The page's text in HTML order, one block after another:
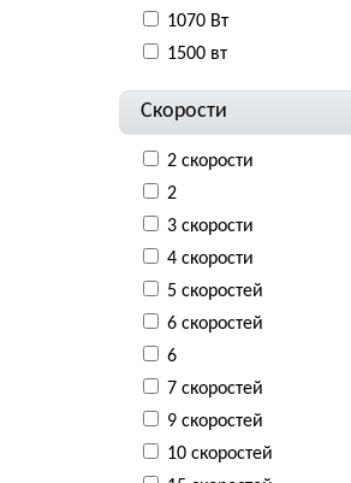
1070 Вт
1500 вт
Скорости
2 скорости
2
3 скорости
4 скорости
5 скоростей
6 скоростей
6
7 скоростей
9 скоростей
10 скоростей